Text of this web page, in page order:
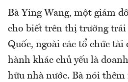
Bà Ying Wang, một giám
cho biết trên thị trường trái
Quốc, ngoài các tổ chức
hành khác chủ yếu là
hữu nhà nước. Bà nói